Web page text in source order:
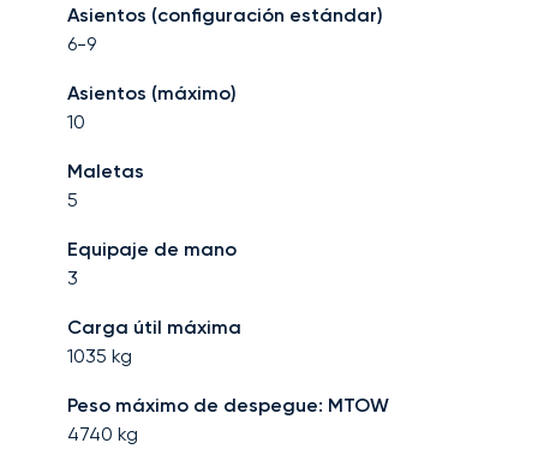
Asientos (configuración estándar)
6-9
Asientos (máximo)
10
Maletas
5
Equipaje de mano
3
Carga útil máxima
1035 kg
Peso máximo de despegue: MTOW
4740 kg